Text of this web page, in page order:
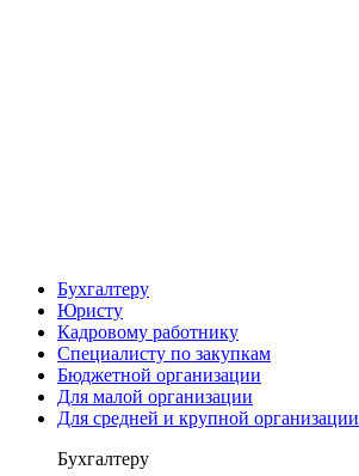
Бухгалтеру
Юристу
Кадровому работнику
Специалисту по закупкам
Бюджетной организации
Для малой организации
Для средней и крупной организации
Бухгалтеру